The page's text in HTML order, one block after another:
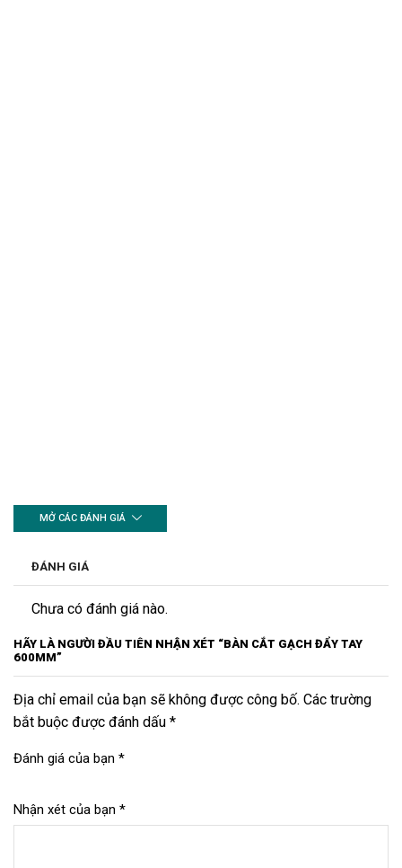
MỞ CÁC ĐÁNH GIÁ
ĐÁNH GIÁ
Chưa có đánh giá nào.
HÃY LÀ NGƯỜI ĐẦU TIÊN NHẬN XÉT “BÀN CẮT GẠCH ĐẨY TAY
600MM”
Địa chỉ email của bạn sẽ không được công bố. Các trường
bắt buộc được đánh dấu *
Đánh giá của bạn *
Nhận xét của bạn *